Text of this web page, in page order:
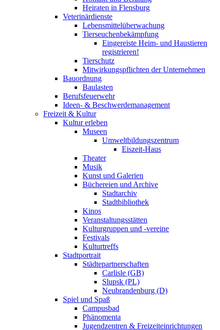
Heiraten in Flensburg
Veterinärdienste
Lebensmittelüberwachung
Tierseuchenbekämpfung
Eingereiste Heim- und Haustieren
registrieren!
Tierschutz
Mitwirkungspflichten der Unternehmen
Bauordnung
Baulasten
Berufsfeuerwehr
Ideen- & Beschwerdemanagement
Freizeit & Kultur
Kultur erleben
Museen
Umweltbildungszentrum
Eiszeit-Haus
Theater
Musik
Kunst und Galerien
Büchereien und Archive
Stadtarchiv
Stadtbibliothek
Kinos
Veranstaltungsstätten
Kulturgruppen und -vereine
Festivals
Kulturtreffs
Stadtportrait
Städtepartnerschaften
Carlisle (GB)
Slupsk (PL)
Neubrandenburg (D)
Spiel und Spaß
Campusbad
Phänomenta
Jugendzentren & Freizeiteinrichtungen